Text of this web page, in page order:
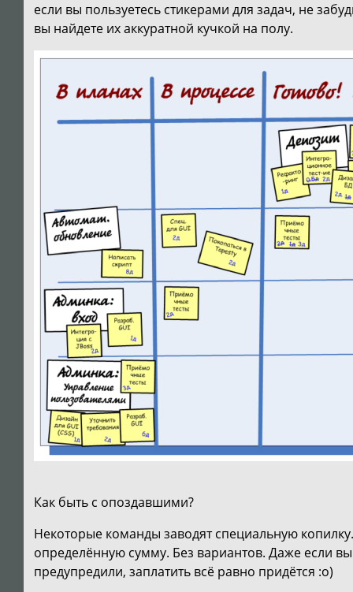
если вы пользуетесь стикерами для задач, не
вы найдете их аккуратной кучкой на полу.
Как быть с опоздавшими?
Некоторые команды заводят специальную
определённую сумму. Без вариантов. Даже если
предупредили, заплатить всё равно придётся :o)